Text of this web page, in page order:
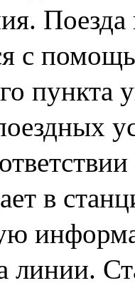
с
пункта
в
линии.